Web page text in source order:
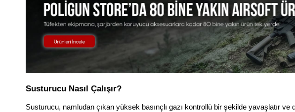
Susturucu Nasıl Çalışır?
Susturucu, namludan çıkan yüksek basınçlı gazı kontrollü bir şekilde yavaşlatır ve